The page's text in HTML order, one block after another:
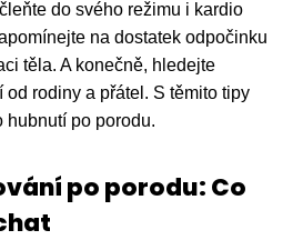
do svého režimu i kardio
na dostatek odpočinku
těla. A konečně, hledejte
od rodiny a přátel. S těmito tipy
hubnutí po porodu.
po porodu: Co